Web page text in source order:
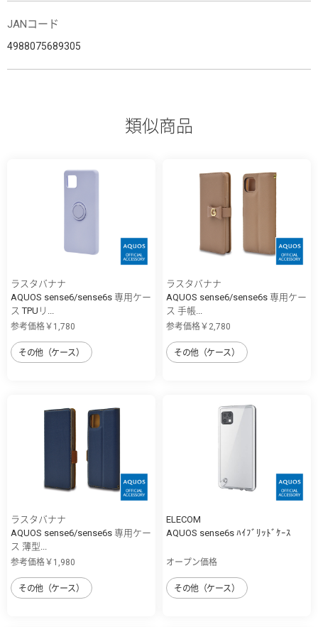
JANコード
4988075689305
類似商品
ラスタバナナ
AQUOS sense6/sense6s 専用ケー
ス TPUリ...
参考価格￥1,780
その他（ケース）
ラスタバナナ
AQUOS sense6/sense6s 専用ケー
ス 手帳...
参考価格￥2,780
その他（ケース）
ラスタバナナ
AQUOS sense6/sense6s 専用ケー
ス 薄型...
参考価格￥1,980
その他（ケース）
ELECOM
AQUOS sense6s ﾊｲﾌﾞﾘｯﾄﾞｹｰｽ
オープン価格
その他（ケース）